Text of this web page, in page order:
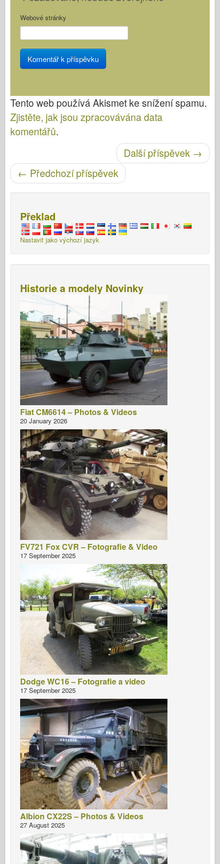
Webové stránky
Tento web používá Akismet ke snížení spamu.
Zjistěte, jak jsou zpracovávána data
komentářů.
Další příspěvek →
← Předchozí příspěvek
Překlad
Nastavit jako výchozí jazyk
Historie a modely Novinky
Fiat CM6614 – Photos & Videos
20 January 2026
FV721 Fox CVR – Fotografie & Video
17 September 2025
Dodge WC16 – Fotografie a video
17 September 2025
Albion CX22S – Photos & Videos
27 August 2025